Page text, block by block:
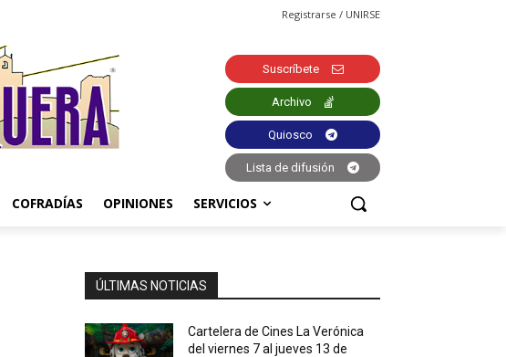
Registrarse / UNIRSE
Suscríbete
Archivo
Quiosco
Lista de difusión
COFRADÍAS OPINIONES SERVICIOS
ÚLTIMAS NOTICIAS
Cartelera de Cines La Verónica
del viernes 7 al jueves 13 de